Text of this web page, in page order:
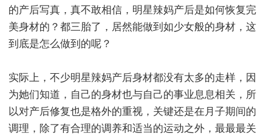
的产后写真，真不敢相信，明星辣妈产后是如何恢复完
美身材的？都三胎了，居然能做到如少女般的身材，这
到底是怎么做到的呢？
实际上，不少明星辣妈产后身材都没有太多的走样，因
为她们知道，自己的身材也与自己的事业息息相关，所
以对产后修复也是格外的重视，关键还是在月子期间的
调理，除了有合理的调养和适当的运动之外，最最最关